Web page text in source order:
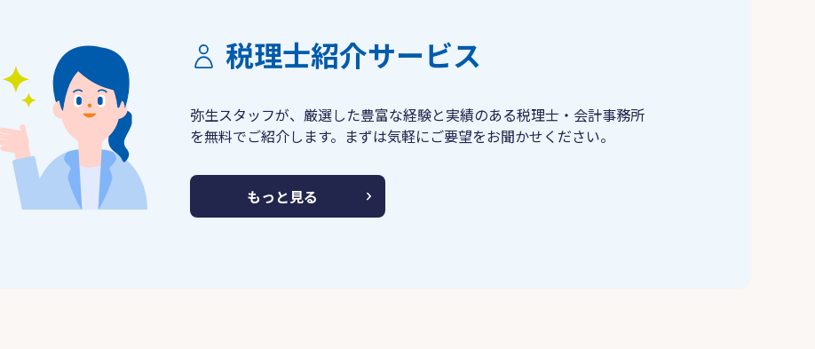
税理士紹介サービス
弥生スタッフが、厳選した豊富な経験と実績のある税理士・会計事務所
を無料でご紹介します。まずは気軽にご要望をお聞かせください。
もっと見る